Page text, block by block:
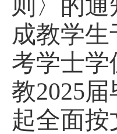
则 〉 的通
成教学
考学士学
教2025
起全面按